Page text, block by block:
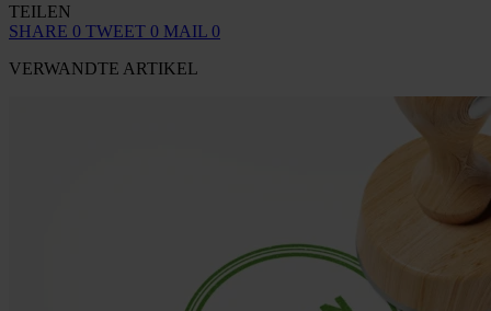
TEILEN
SHARE 0 TWEET 0 MAIL 0
VERWANDTE ARTIKEL